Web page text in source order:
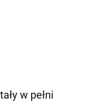
w pełni